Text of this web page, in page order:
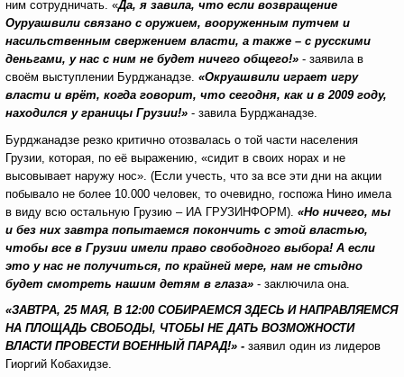
ним сотрудничать. «Да, я завила, что если возвращение
Оуруашвили связано с оружием, вооруженным путчем и
насильственным свержением власти, а также – с русскими
деньгами, у нас с ним не будет ничего общего!» - заявила в
своём выступлении Бурджанадзе. «Окруашвили играет игру
власти и врёт, когда говорит, что сегодня, как и в 2009 году,
находился у границы Грузии!» - завила Бурджанадзе.
Бурджанадзе резко критично отозвалась о той части населения
Грузии, которая, по её выражению, «сидит в своих норах и не
высовывает наружу нос». (Если учесть, что за все эти дни на акции
побывало не более 10.000 человек, то очевидно, госпожа Нино имела
в виду всю остальную Грузию – ИА ГРУЗИНФОРМ). «Но ничего, мы
и без них завтра попытаемся покончить с этой властью,
чтобы все в Грузии имели право свободного выбора! А если
это у нас не получиться, по крайней мере, нам не стыдно
будет смотреть нашим детям в глаза» - заключила она.
«ЗАВТРА, 25 МАЯ, В 12:00 СОБИРАЕМСЯ ЗДЕСЬ И НАПРАВЛЯЕМСЯ
НА ПЛОЩАДЬ СВОБОДЫ, ЧТОБЫ НЕ ДАТЬ ВОЗМОЖНОСТИ
ВЛАСТИ ПРОВЕСТИ ВОЕННЫЙ ПАРАД!» - заявил один из лидеров
Гиоргий Кобахидзе.